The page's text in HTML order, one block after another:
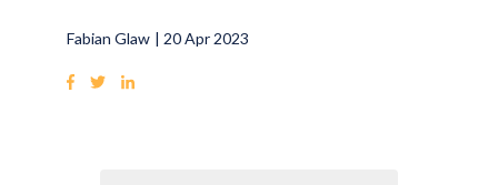
Fabian Glaw 20 Apr 2023